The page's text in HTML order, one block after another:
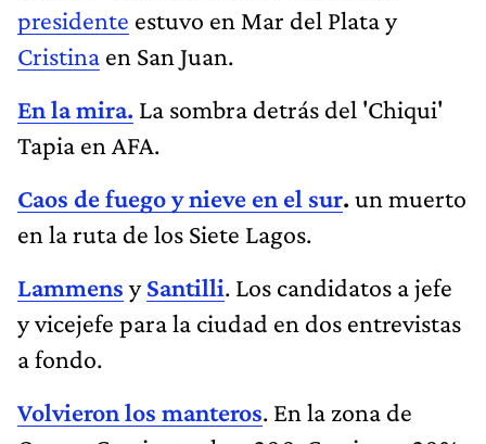
presidente estuvo en Mar del Plata y
Cristina en San Juan.
En la mira. La sombra detrás del 'Chiqui'
Tapia en AFA.
Caos de fuego y nieve en el sur. un muerto
en la ruta de los Siete Lagos.
Lammens ySantilli. Los candidatos a jefe
y vicejefe para la ciudad en dos entrevistas
a fondo.
Volvieron los manteros. En la zona de